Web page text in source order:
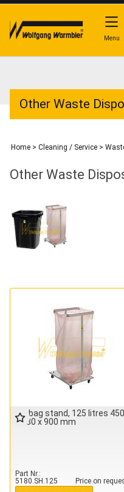
Other Waste
Home > Cleaning / Service >
Other Waste
bin bag stand, 125 litres 450
x 380 x 900 mm
Part Nr.
5180.SH.125
Price on
Menu